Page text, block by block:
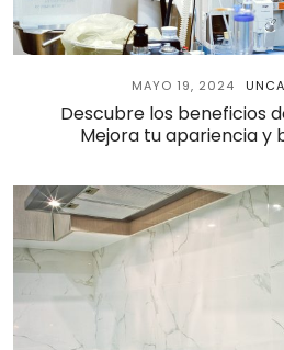
MAYO 19, 2024
Descubre los beneficios
Mejora tu apariencia y